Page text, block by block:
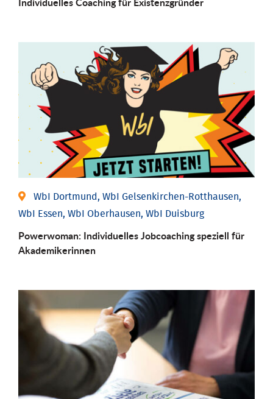
WbI Dortmund, WbI Gelsenkirchen-Rotthausen,
WbI Essen, WbI Oberhausen, WbI Duisburg
Powerwoman: Individu­elles Job­coaching speziell für
Aka­demiker­innen